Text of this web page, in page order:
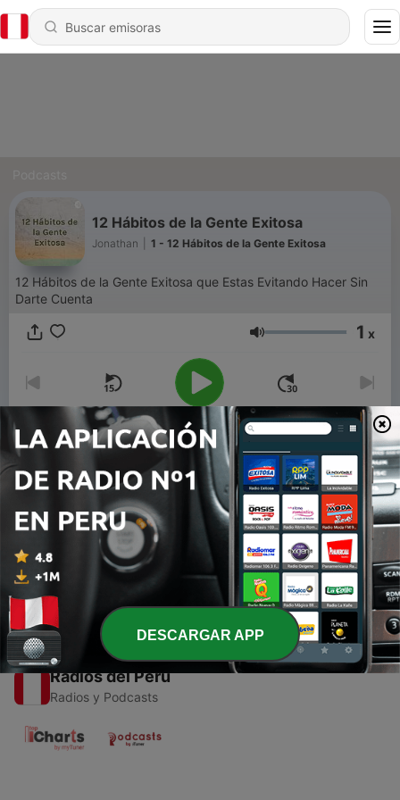
12 Hábitos de la Gente Exitosa
Jonathan 1 - 12 Hábitos de la Gente Exitosa
12 Hábitos de la Gente Exitosa que Estas Evitando Hacer Sin
Darte Cuenta
Volumen 1 x
00:00
Episodios
1 - 12 Hábitos de la Gente Exitosa
04 ago. 2020
Radios del Perú
Radios y Podcasts
DESCARGAR APP